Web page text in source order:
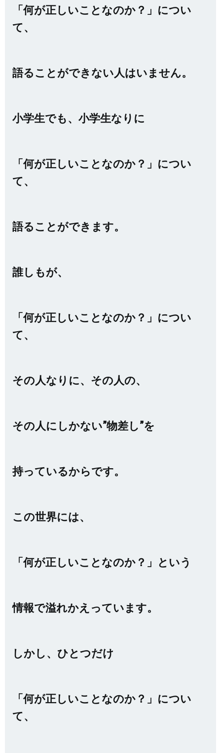
「何が正しいことなのか？」につい
て、
語ることができない人はいません。
小学生でも、小学生なりに
「何が正しいことなのか？」につい
て、
語ることができます。
誰しもが、
「何が正しいことなのか？」につい
て、
その人なりに、その人の、
その人にしかない”物差し”を
持っているからです。
この世界には、
「何が正しいことなのか？」という
情報で溢れかえっています。
しかし、ひとつだけ
「何が正しいことなのか？」につい
て、